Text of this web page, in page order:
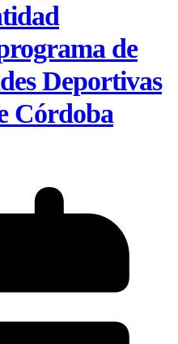
de
Deportivas
Córdoba